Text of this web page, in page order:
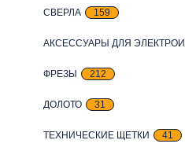
СВЕРЛА 159
АКСЕССУАРЫ ДЛЯ
ФРЕЗЫ 212
ДОЛОТО 31
ТЕХНИЧЕСКИЕ ЩЕТКИ 41